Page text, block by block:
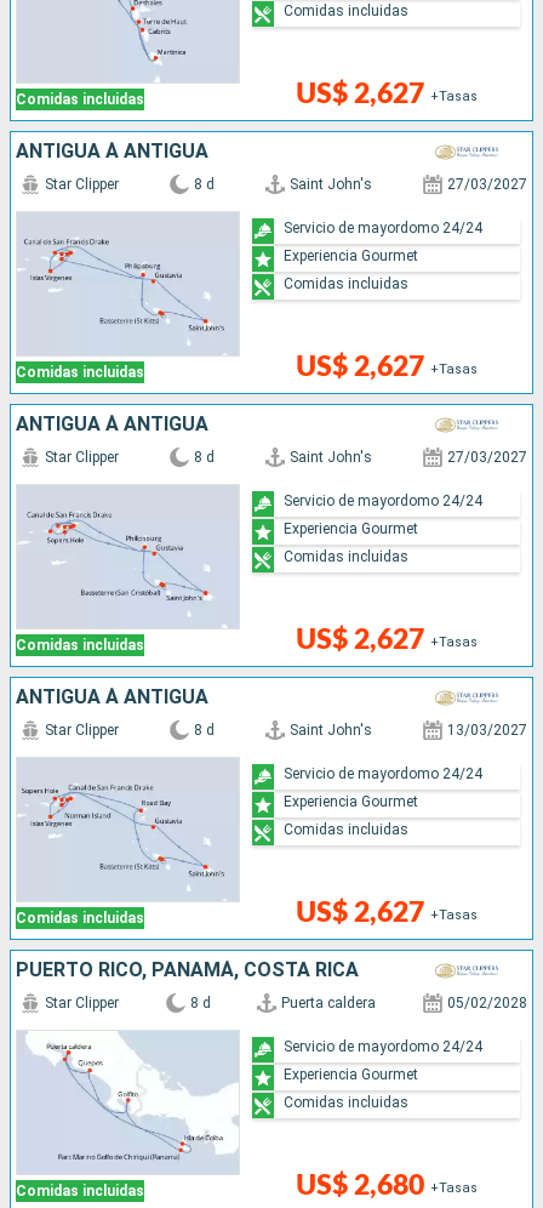
Comidas incluidas US$ 2,627 +Tasas
Comidas incluidas
ANTIGUA À ANTIGUA
Comidas incluidas
Star Clipper 8 d Saint John's 27/03/2027
US$ 2,627 +Tasas
Servicio de mayordomo 24/24
Experiencia Gourmet
Comidas incluidas
ANTIGUA À ANTIGUA
Comidas incluidas
Star Clipper 8 d Saint John's 27/03/2027
US$ 2,627 +Tasas
Servicio de mayordomo 24/24
Experiencia Gourmet
Comidas incluidas
ANTIGUA À ANTIGUA
Comidas incluidas
Star Clipper 8 d Saint John's 13/03/2027
US$ 2,627 +Tasas
Servicio de mayordomo 24/24
Experiencia Gourmet
Comidas incluidas
PUERTO RICO, PANAMÁ, COSTA RICA
Comidas incluidas
Star Clipper 8 d Puerta caldera 05/02/2028
US$ 2,680 +Tasas
Servicio de mayordomo 24/24
Experiencia Gourmet
Comidas incluidas